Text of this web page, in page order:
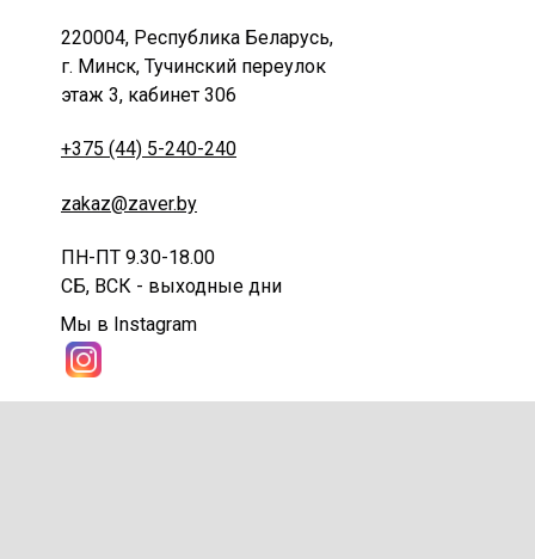
220004, Республика Беларусь,
г. Минск, Тучинский переулок
этаж 3, кабинет 306
+375 (44) 5-240-240
zakaz@zaver.by
ПН-ПТ 9.30-18.00
СБ, ВСК - выходные дни
Мы в Instagram